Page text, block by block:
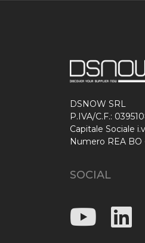
DSNOW SRL
P.IVA/C.F.:
Capitale Sociale
Numero REA BO
SOCIAL